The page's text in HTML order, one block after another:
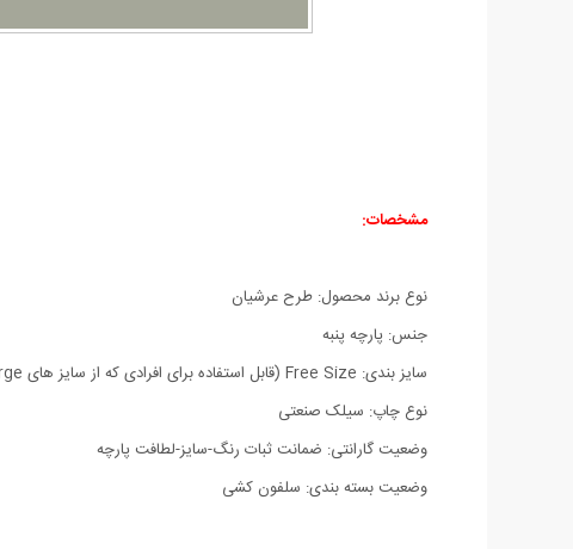
مشخصات:
نوع برند محصول: طرح عرشیان
جنس: پارچه پنبه
سایز بندی: Free Size (قابل استفاده برای افرادی که از سایز های Medium, Large, Xlarge استفاده میکنند)
نوع چاپ: سیلک صنعتی
وضعیت گارانتی: ضمانت ثبات رنگ-سایز-لطافت پارچه
وضعیت بسته بندی: سلفون کشی